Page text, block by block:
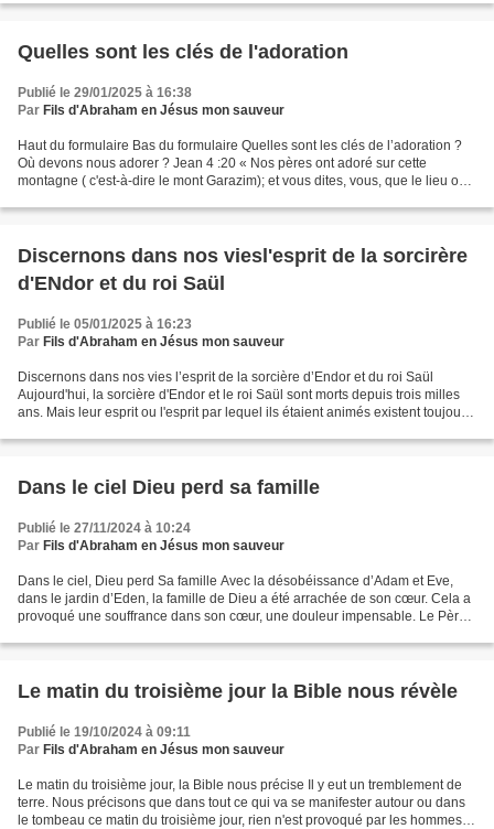
Quelles sont les clés de l'adoration
Publié le 29/01/2025 à 16:38
Par Fils d'Abraham en Jésus mon sauveur
Haut du formulaire Bas du formulaire Quelles sont les clés de l’adoration ?
Où devons nous adorer ? Jean 4 :20 « Nos pères ont adoré sur cette
montagne ( c'est-à-dire le mont Garazim); et vous dites, vous, que le lieu où il
Discernons dans nos viesl'esprit de la sorcirère
d'ENdor et du roi Saül
Publié le 05/01/2025 à 16:23
Par Fils d'Abraham en Jésus mon sauveur
Discernons dans nos vies l’esprit de la sorcière d’Endor et du roi Saül
Aujourd'hui, la sorcière d'Endor et le roi Saül sont morts depuis trois milles
ans. Mais leur esprit ou l'esprit par lequel ils étaient animés existent toujours.
Dans le ciel Dieu perd sa famille
Publié le 27/11/2024 à 10:24
Par Fils d'Abraham en Jésus mon sauveur
Dans le ciel, Dieu perd Sa famille Avec la désobéissance d’Adam et Eve,
dans le jardin d’Eden, la famille de Dieu a été arrachée de son cœur. Cela a
provoqué une souffrance dans son cœur, une douleur impensable. Le Père
Le matin du troisième jour la Bible nous révèle
Publié le 19/10/2024 à 09:11
Par Fils d'Abraham en Jésus mon sauveur
Le matin du troisième jour, la Bible nous précise Il y eut un tremblement de
terre. Nous précisons que dans tout ce qui va se manifester autour ou dans
le tombeau ce matin du troisième jour, rien n'est provoqué par les hommes,